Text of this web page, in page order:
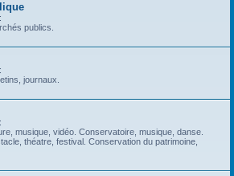
publics.
journaux.
musique, vidéo. Conservatoire, musique, danse.
théatre, festival. Conservation du patrimoine,